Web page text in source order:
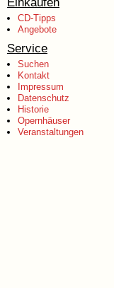
CD-Tipps
Angebote
Service
Suchen
Kontakt
Impressum
Datenschutz
Historie
Opernhäuser
Veranstaltungen